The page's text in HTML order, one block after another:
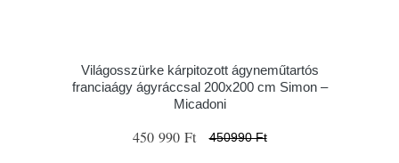
Világosszürke kárpitozott ágyneműtartós
franciaágy ágyráccsal 200x200 cm Simon –
Micadoni
450 990 Ft 450990 Ft